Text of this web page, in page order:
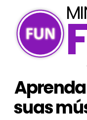
Aprenda
suas